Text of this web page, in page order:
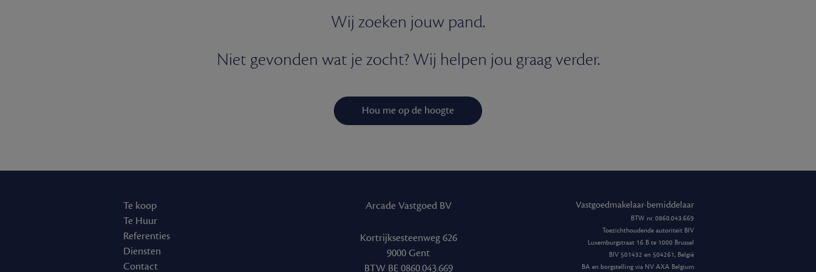
Wij zoeken jouw pand.
Niet gevonden wat je zocht? Wij helpen jou graag verder.
Hou me op de hoogte
Te koop
Te Huur
Referenties
Diensten
Contact
Arcade Vastgoed BV
Kortrijksesteenweg 626
9000 Gent
BTW BE 0860.043.669
Vastgoedmakelaar-bemiddelaar
BTW nr. 0860.043.669
Toezichthoudende autoriteit BIV
Luxemburgstraat 16 B te 1000 Brussel
BIV 501432 en 504261, België
BA en borgstelling via NV AXA Belgium